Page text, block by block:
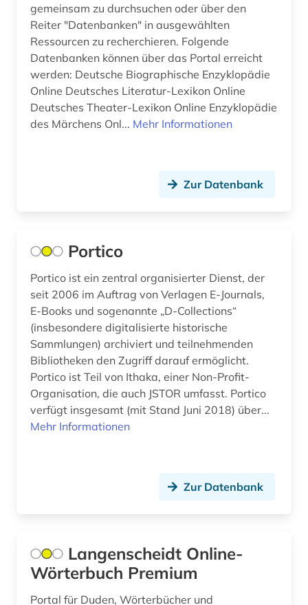
blog (3)
boccaccio (1)
bodenschutz (2)
bosnien-herzegowina (3)
botanik (3)
brahms, johannes | komponist; pianist (2)
brandenburg (7)
brandschutz (1)
brandt (1)
braunkohle (1)
braunschweig (1)
breda (1)
brežnev, leonid ilʹič | politiker (1)
brief (5)
british national corpus (1)
brülow, kaspar | schriftsteller;
gemeinsam zu durchsuchen oder über den
Reiter "Datenbanken" in ausgewählten
Ressourcen zu recherchieren. Folgende
Datenbanken können über das Portal erreicht
werden: Deutsche Biographische Enzyklopädie
Online Deutsches Literatur-Lexikon Online
Deutsches Theater-Lexikon Online Enzyklopädie
des Märchens Onl... Mehr Informationen
Zur Datenbank
Portico
Portico ist ein zentral organisierter Dienst, der
seit 2006 im Auftrag von Verlagen E-Journals,
E-Books und sogenannte „D-Collections“
(insbesondere digitalisierte historische
Sammlungen) archiviert und teilnehmenden
Bibliotheken den Zugriff darauf ermöglicht.
Portico ist Teil von Ithaka, einer Non-Profit-
Organisation, die auch JSTOR umfasst. Portico
verfügt insgesamt (mit Stand Juni 2018) über...
Mehr Informationen
Zur Datenbank
Langenscheidt Online-
Wörterbuch Premium
Portal für Duden, Wörterbücher und